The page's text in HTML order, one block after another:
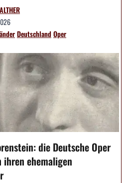
DeutschlandOper
die Deutsche Oper
ehemaligen